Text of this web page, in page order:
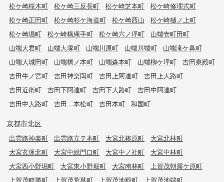
松ケ崎桜木町
松ケ崎三反長町 松ケ崎芝本町
松ケ崎修理式町
松ケ崎正田町
松ケ崎杉ケ海道町 松ケ崎西山
松ケ崎樋ノ上町
松ケ崎堀町
松ケ崎横縄手町 松ケ崎六ノ坪町
山端壱町田町
山端大君町
山端大塚町 山端川原町 山端川端町
山端滝ケ鼻町
山端大城田町
山端橋ノ本町 山端森本町 山端柳ケ坪町
吉田泉殿町
吉田牛ノ宮町
吉田神楽岡町 吉田上阿達町
吉田上大路町
吉田近衛町
吉田下阿達町 吉田下大路町
吉田中阿達町
吉田中大路町
吉田二本松町 吉田本町 和国町
京都市北区
出雲路神楽町 出雲路立テ本町 大宮北椿原町
大宮北林町
大宮玄琢北町
大宮中総門口町 大宮中ノ社町
大宮中林町
大宮西小野堀町
大宮東小野堀町 大宮南林町
上賀茂朝露ケ原町
上賀茂畔勝町
上賀茂荒草町 上賀茂池殿町
上賀茂池端町